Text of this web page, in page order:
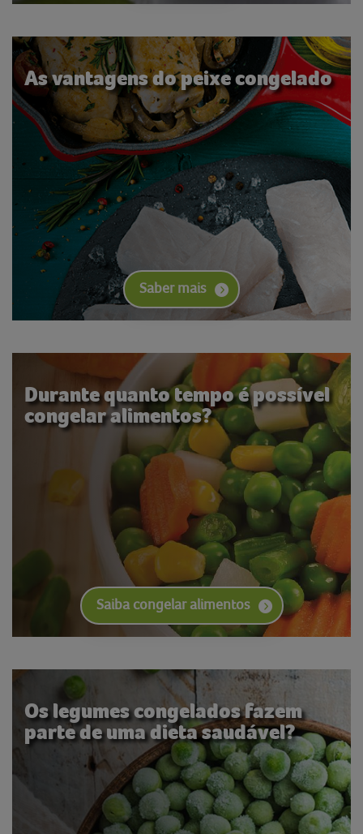
As vantagens do peixe congelado
Saber mais
Durante quanto tempo é possível
congelar alimentos?
Saiba congelar alimentos
Os legumes congelados fazem
parte de uma dieta saudável?